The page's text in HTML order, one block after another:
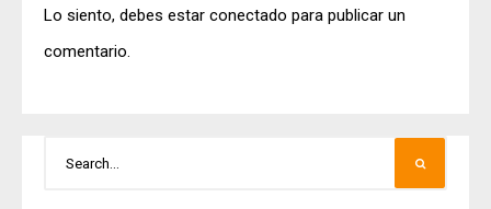
Lo siento, debes estar conectado para publicar un
comentario.